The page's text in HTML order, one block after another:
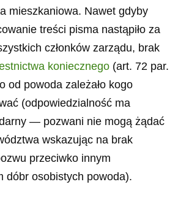
mieszkaniowa. Nawet gdyby
treści pisma nastąpiło za
członków zarządu, brak
koniecznego (art. 72 par.
od powoda zależało kogo
(odpowiedzialność ma
— pozwani nie mogą żądać
wskazując na brak
przeciwko innym
dóbr osobistych powoda).